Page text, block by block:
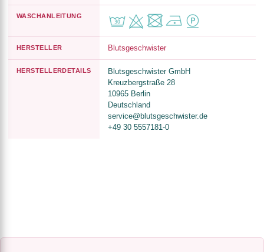
WASCHANLEITUNG
HERSTELLER Blutsgeschwister
HERSTELLERDETAILS
Blutsgeschwister GmbH
Kreuzbergstraße 28
10965 Berlin
Deutschland
service@blutsgeschwister.de
+49 30 5557181-0